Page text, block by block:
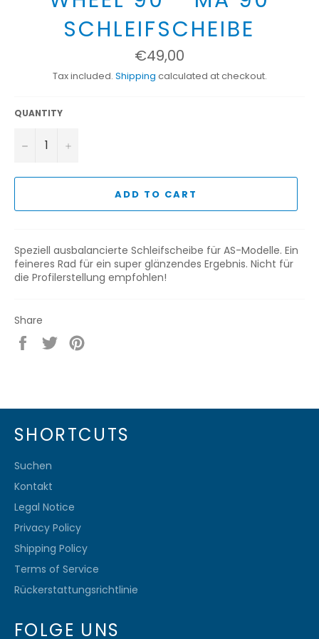
SCHLEIFSCHEIBE
Regular
price
€49,00
Tax included. Shipping calculated at checkout.
QUANTITY
− +
ADD TO CART
Speziell ausbalancierte Schleifscheibe für AS-Modelle. Ein
feineres Rad für ein super glänzendes Ergebnis. Nicht für
die Profilerstellung empfohlen!
Share
Share
on
Tweet
on
SHORTCUTS
Suchen
Kontakt
Legal Notice
Privacy Policy
Shipping Policy
Terms of Service
Rückerstattungsrichtlinie
FOLGE UNS